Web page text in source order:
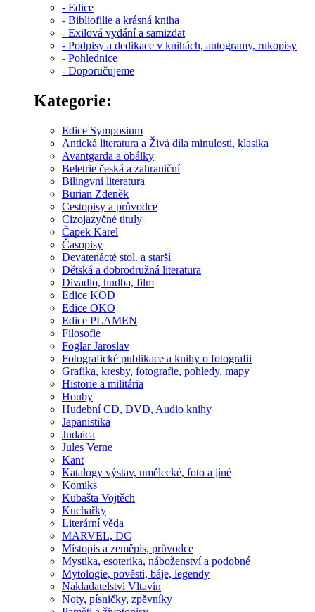
- Edice
- Bibliofilie a krásná kniha
- Exilová vydání a samizdat
- Podpisy a dedikace v knihách, autogramy, rukopisy
- Pohlednice
- Doporučujeme
Kategorie:
Edice Symposium
Antická literatura a Živá díla minulosti, klasika
Avantgarda a obálky
Beletrie česká a zahraniční
Bilingvní literatura
Burian Zdeněk
Cestopisy a průvodce
Cizojazyčné tituly
Čapek Karel
Časopisy
Devatenácté stol. a starší
Dětská a dobrodružná literatura
Divadlo, hudba, film
Edice KOD
Edice OKO
Edice PLAMEN
Filosofie
Foglar Jaroslav
Fotografické publikace a knihy o fotografii
Grafika, kresby, fotografie, pohledy, mapy
Historie a militária
Houby
Hudební CD, DVD, Audio knihy
Japanistika
Judaica
Jules Verne
Kant
Katalogy výstav, umělecké, foto a jiné
Komiks
Kubašta Vojtěch
Kuchařky
Literární věda
MARVEL, DC
Místopis a zeměpis, průvodce
Mystika, esoterika, náboženství a podobné
Mytologie, pověsti, báje, legendy
Nakladatelství Vltavín
Noty, písničky, zpěvníky